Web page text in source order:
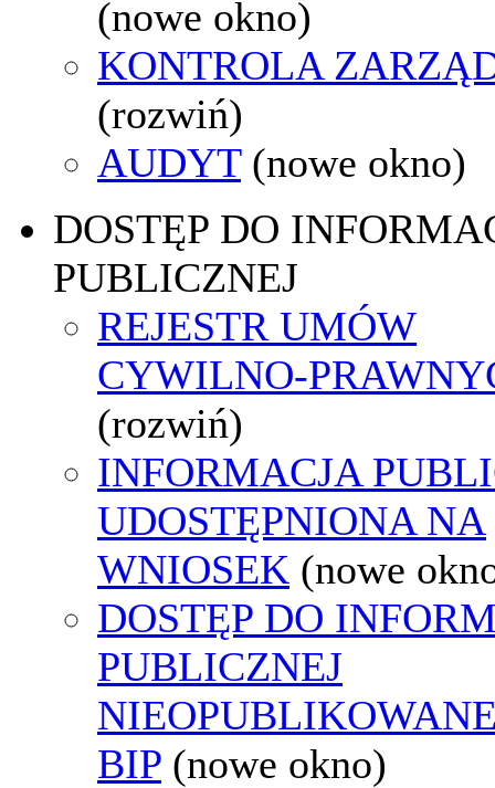
(nowe okno)
KONTROLA
(rozwiń)
AUDYT (nowe okno)
DOSTĘP DO
PUBLICZNEJ
REJESTR UMÓW
CYWILNO-
(rozwiń)
INFORMACJA
UDOSTĘPNIONA NA
WNIOSEK (nowe
DOSTĘP DO
PUBLICZNEJ
BIP (nowe okno)